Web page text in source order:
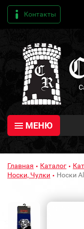
Контакты
МЕНЮ
Главная Каталог
Носки, Чулки
Носки